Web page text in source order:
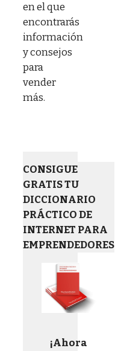
en el que
encontrarás
información
y consejos
para
vender
más.
CONSIGUE
GRATIS TU
DICCIONARIO
PRÁCTICO DE
INTERNET PARA
EMPRENDEDORES
¡Ahora